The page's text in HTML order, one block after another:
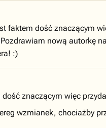
faktem dość znaczącym
Pozdrawiam nową autorkę
:)
znaczącym więc
wzmianek, chociażby